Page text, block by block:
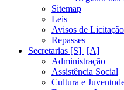
Sitemap
Leis
Avisos de Licitação
Repasses
Secretarias [S]
Administração
Assistência Social
Cultura e